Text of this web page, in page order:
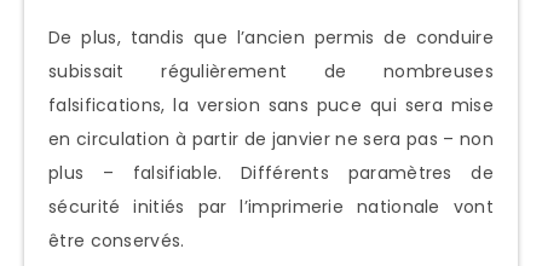
De plus, tandis que l’ancien permis de conduire
subissait régulièrement de nombreuses
falsifications, la version sans puce qui sera mise
en circulation à partir de janvier ne sera pas – non
plus – falsifiable. Différents paramètres de
sécurité initiés par l’imprimerie nationale vont
être conservés.